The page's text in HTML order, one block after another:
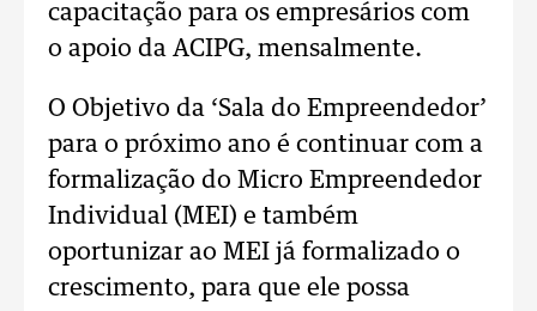
capacitação para os empresários com
o apoio da ACIPG, mensalmente.
O Objetivo da ‘Sala do Empreendedor’
para o próximo ano é continuar com a
formalização do Micro Empreendedor
Individual (MEI) e também
oportunizar ao MEI já formalizado o
crescimento, para que ele possa